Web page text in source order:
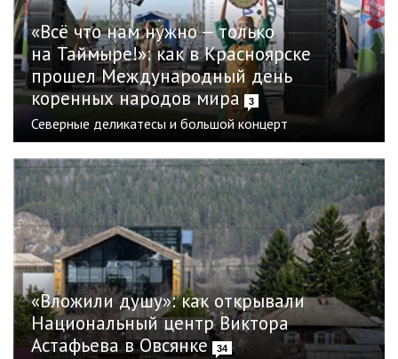
«Всё что нам нужно — только
на Таймыре!»: как в Красноярске
прошел Международный день
коренных народов мира
3
Северные деликатесы и большой концерт
«Вложили душу»: как открывали
Национальный центр Виктора
Астафьева в Овсянке
34